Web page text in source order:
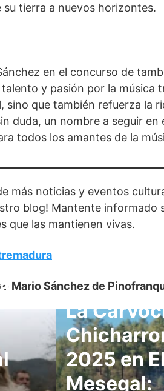
su tierra a nuevos horizontes.
en el concurso de
y pasión por la música
sino que también refuerza la
duda, un nombre a seguir
todos los amantes de la
más noticias y eventos
blog! Mantente informado
que las mantienen vivas.
Mario Sánchez de
La
2025 en
Mesegal: